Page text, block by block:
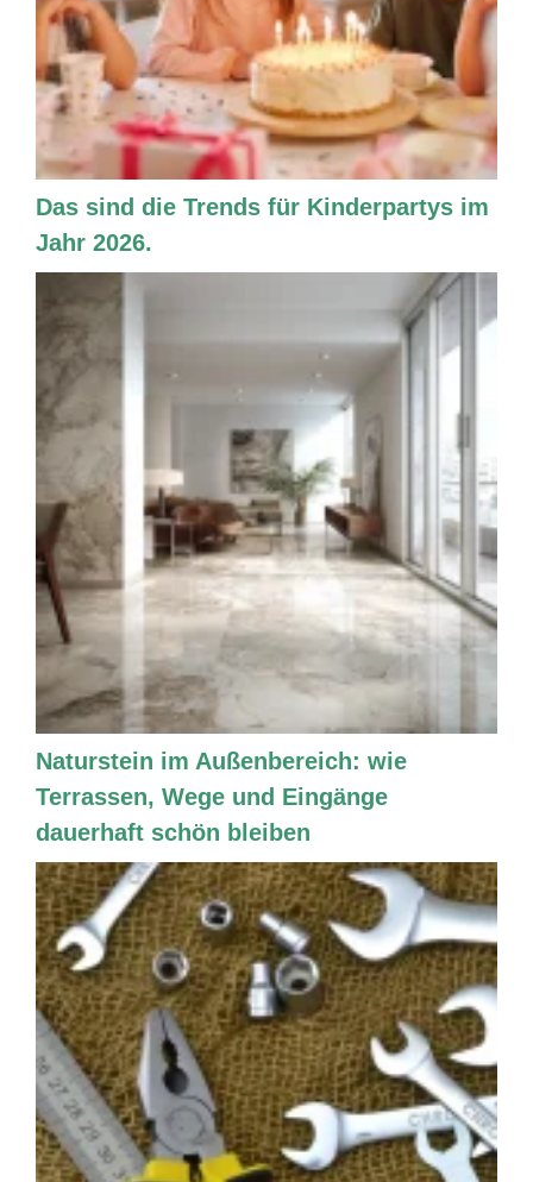
Das sind die Trends für Kinderpartys im
Jahr 2026.
Naturstein im Außenbereich: wie
Terrassen, Wege und Eingänge
dauerhaft schön bleiben